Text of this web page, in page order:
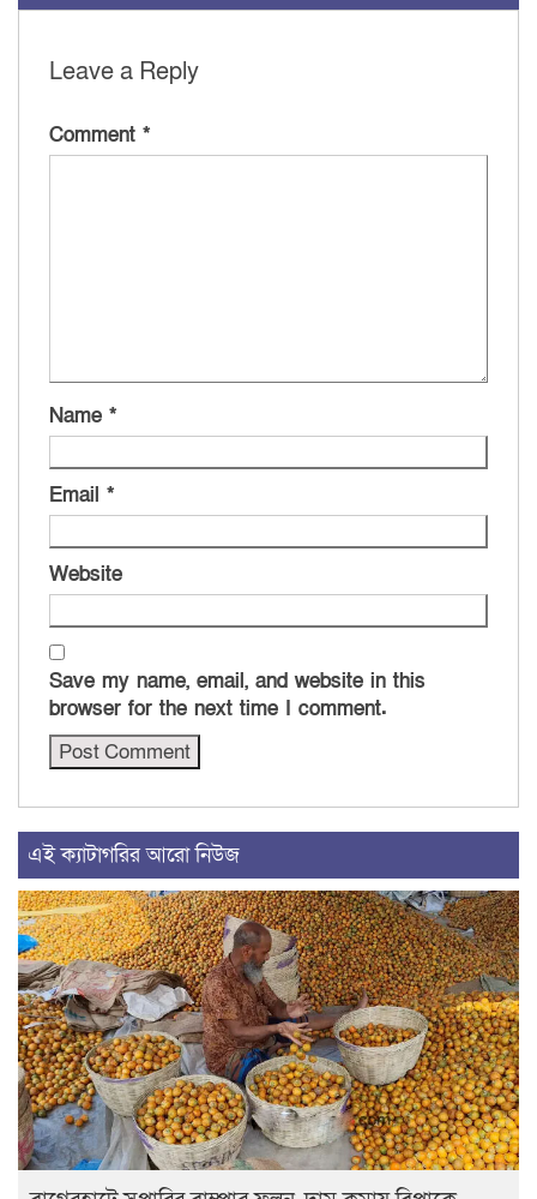
Leave a Reply
Comment *
Name *
Email *
Website
Save my name, email, and website in this
browser for the next time I comment.
এই ক্যাটাগরির আরো নিউজ